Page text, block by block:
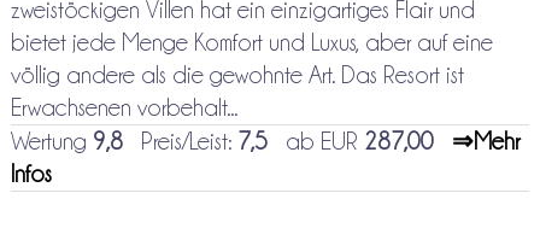
zweistöckigen Villen hat ein einzigartiges Flair und
bietet jede Menge Komfort und Luxus, aber auf eine
völlig andere als die gewohnte Art. Das Resort ist
Erwachsenen vorbehalt...
Wertung 9,8Preis/Leist: 7,5ab EUR 287,00
⇒Mehr
Infos